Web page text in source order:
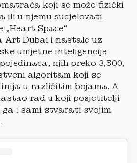
koji se može fizički
ili u njemu sudjelovati.
Space“
Art Dubai i nastale uz
umjetne inteligencije
njih preko 3,500,
algoritam koji se
u različitim bojama. A
rad u koji posjetitelji
ga i sami stvarati svojim